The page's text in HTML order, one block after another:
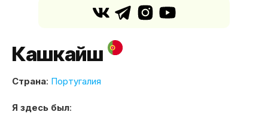
Кашкайш
Страна: Португалия
Я здесь был: